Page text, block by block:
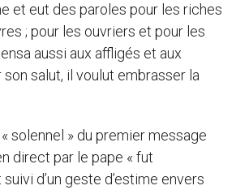
et eut des paroles pour les riches
; pour les ouvriers et pour les
aussi aux affligés et aux
salut, il voulut embrasser la
solennel » du premier message
direct par le pape « fut
d’un geste d’estime envers